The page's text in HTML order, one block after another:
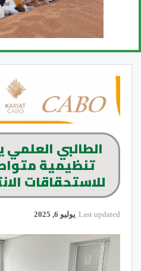
الطالبي العلمي
تنظيمية
للاستحقاقات
Last updated يوليو 6, 2025